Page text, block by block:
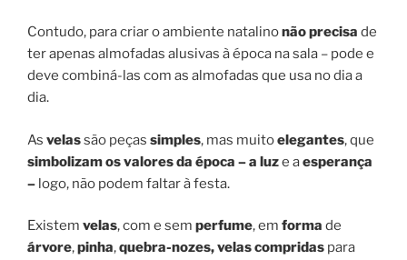
Contudo, para criar o ambiente natalinonão precisa de
ter apenas almofadas alusivas à época na sala – pode e
deve combiná-las com as almofadas que usa no dia a
dia.
As velassão peças simples, mas muitoelegantes, que
simbolizam os valores da época – a luze aesperança
– logo, não podem faltar à festa.
Existem velas, com e sem perfume, em forma de
árvore,pinha,quebra-nozes,velas compridas para